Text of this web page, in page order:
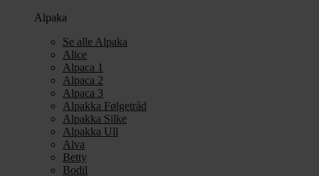
Alpaka
Se alle Alpaka
Alice
Alpaca 1
Alpaca 2
Alpaca 3
Alpakka Følgetråd
Alpakka Silke
Alpakka Ull
Alva
Betty
Bodil